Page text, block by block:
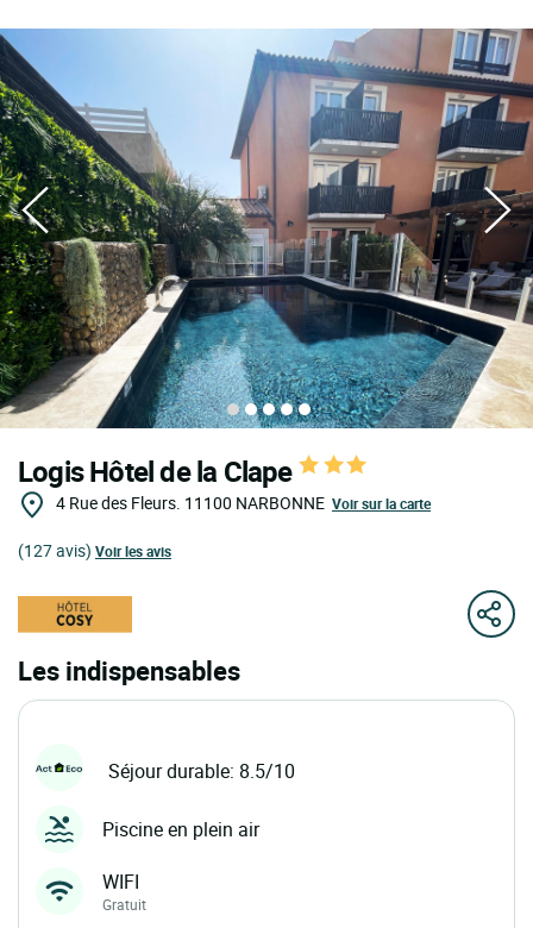
Logis Hôtel de la Clape
4 Rue des Fleurs. 11100 NARBONNE Voir sur la carte
(127 avis) Voir les avis
Les indispensables
Séjour durable: 8.5/10
Piscine en plein air
WIFI
Gratuit